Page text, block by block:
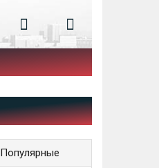
Популярные